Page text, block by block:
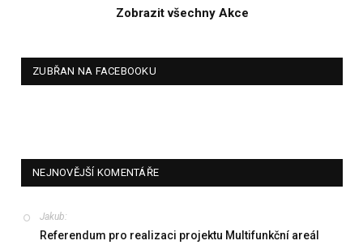
Zobrazit všechny Akce
ZUBŘAN NA FACEBOOKU
NEJNOVĚJŠÍ KOMENTÁŘE
Jakub:
Referendum pro realizaci projektu Multifunkční areál